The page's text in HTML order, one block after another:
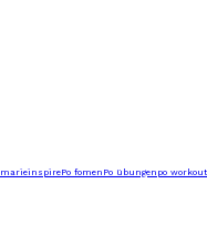
marieinspirePo fomen Po übungen po workout